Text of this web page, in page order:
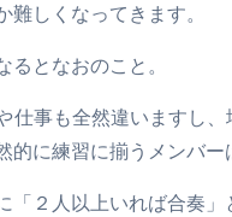
難しくなってきます。
るとなおのこと。
仕事も全然違いますし
的に練習に揃うメンバー
「２人以上いれば合奏」